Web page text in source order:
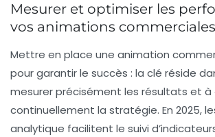
Mesurer et optimiser les
vos animations
Mettre en place une animation
pour garantir le succès : la clé réside
mesurer précisément les résultats et à
continuellement la stratégie. En 2025,
analytique facilitent le suivi